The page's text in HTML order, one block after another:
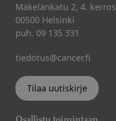
Mäkelänkatu 2, 4. kerros
00500 Helsinki
puh. 09 135 331
tiedotus@cancer.fi
Tilaa uutiskirje